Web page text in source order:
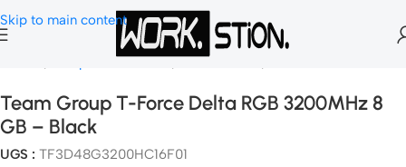
Skip to main content
Composants Gamer Mémoire Ram
Team Group T-Force Delta RGB 3200MHz 8
GB – Black
UGS : TF3D48G3200HC16F01